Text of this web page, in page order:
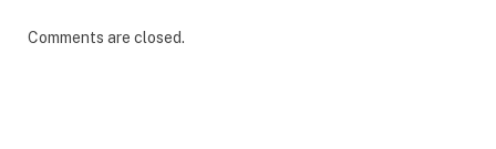
Comments are closed.